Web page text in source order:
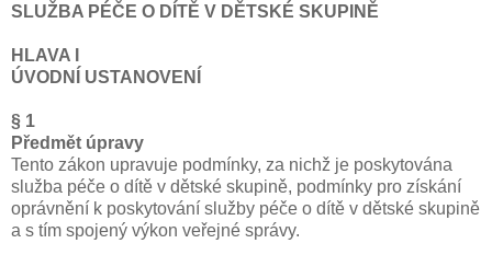
SLUŽBA PÉČE O DÍTĚ V DĚTSKÉ SKUPINĚ
HLAVA I
ÚVODNÍ USTANOVENÍ
§ 1
Předmět úpravy
Tento zákon upravuje podmínky, za nichž je poskytována
služba péče o dítě v dětské skupině, podmínky pro získání
oprávnění k poskytování služby péče o dítě v dětské skupině
a s tím spojený výkon veřejné správy.